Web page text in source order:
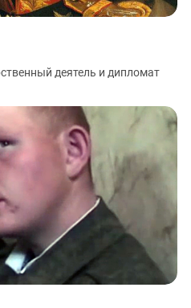
деятель и дипломат